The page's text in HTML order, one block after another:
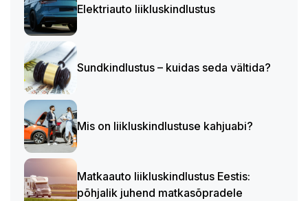
Elektriauto liikluskindlustus
Sundkindlustus – kuidas seda vältida?
Mis on liikluskindlustuse kahjuabi?
Matkaauto liikluskindlustus Eestis:
põhjalik juhend matkasõpradele